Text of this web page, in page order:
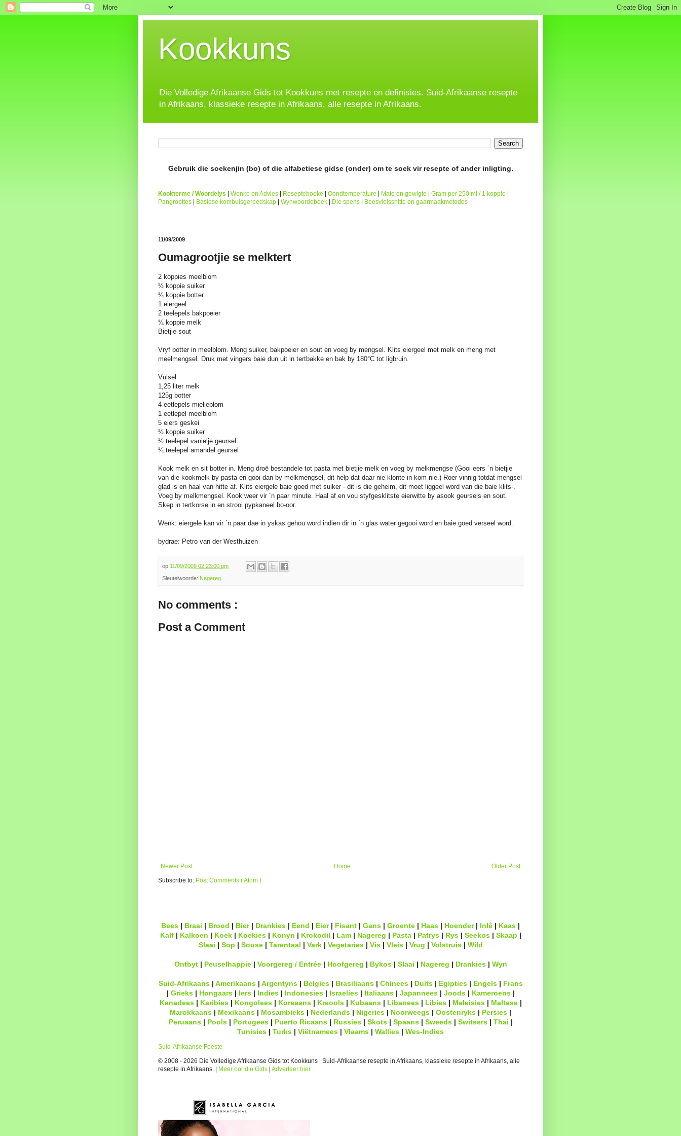
Kookkuns
Die Volledige Afrikaanse Gids tot Kookkuns met resepte en definisies. Suid-Afrikaanse resepte
in Afrikaans, klassieke resepte in Afrikaans, alle resepte in Afrikaans.
Gebruik die soekenjin (bo) of die alfabetiese gidse (onder) om te soek vir resepte of ander inligting.
Kookterme / Woordelys Wenke en Advies Resepteboeke Oondtemperature Mate en gewigte Gram per 250 ml / 1 koppie
Pangroottes
Basiese kombuisgereedskap Wynwoordeboek Die spens Beesvleissnitte en gaarmaakmetodes
11/09/2009
Oumagrootjie se melktert
2 koppies meelblom
½ koppie suiker
¼ koppie botter
1 eiergeel
2 teelepels bakpoeier
¼ koppie melk
Bietjie sout
Vryf botter in meelblom. Meng suiker, bakpoeier en sout en voeg by mengsel. Klits eiergeel met melk en meng met
meelmengsel. Druk met vingers baie dun uit in tertbakke en bak by 180°C tot ligbruin.
Vulsel
1,25 liter melk
125g botter
4 eetlepels mielieblom
1 eetlepel meelblom
5 eiers geskei
½ koppie suiker
½ teelepel vanielje geursel
¼ teelepel amandel geursel
Kook melk en sit botter in. Meng droë bestandele tot pasta met bietjie melk en voeg by melkmengse (Gooi eers ´n bietjie
van die kookmelk by pasta en gooi dan by melkmengsel, dit help dat daar nie klonte in kom nie.) Roer vinnig totdat mengsel
glad is en haal van hitte af. Klits eiergele baie goed met suiker - dit is die geheim, dit moet liggeel word van die baie klits-.
Voeg by melkmengsel. Kook weer vir ´n paar minute. Haal af en vou styfgesklitste eierwitte by asook geursels en sout.
Skep in tertkorse in en strooi pypkaneel bo-oor.
Wenk: eiergele kan vir ´n paar dae in yskas gehou word indien dir in ´n glas water gegooi word en baie goed verseël word.
bydrae: Petro van der Westhuizen
op 11/09/2009 02:23:00 pm
Sleutelwoorde: Nagereg
No comments :
Post a Comment
Newer Post Older Post
Home
Subscribe to: Post Comments ( Atom )
Bees | Braai | Brood | Bier| Drankies | Eend | Eier| Fisant | Gans | Groente | Haas | Hoender| Inlê | Kaas |
Kalf| Kalkoen | Koek| Koekies| Konyn | Krokodil | Lam| Nagereg | Pasta| Patrys| Rys| Seekos| Skaap |
Slaai | Sop | Souse| Tarentaal | Vark| Vegetaries| Vis| Vleis| Vrug | Volstruis| Wild
Ontbyt| Peuselhappie| Voorgereg / Entrée| Hoofgereg | Bykos| Slaai | Nagereg | Drankies| Wyn
Suid-Afrikaans| Amerikaans| Argentyns| Belgies| Brasiliaans| Chinees| Duits| Egipties| Engels| Frans
| Grieks| Hongaars| Iers| Indies| Indonesies| Israelies| Italiaans| Japannees| Joods| Kameroens|
Kanadees| Karibies| Kongolees| Koreaans| Kreools| Kubaans| Libanees| Libies| Maleisies| Maltese|
Marokkaans | Mexikaans | Mosambieks | Nederlands | Nigeries | Noorweegs | Oostenryks | Persies |
Peruaans| Pools| Portugees| Puerto Ricaans| Russies| Skots| Spaans| Sweeds| Switsers| Thai |
Tunisies | Turks | Viëtnamees | Vlaams | Wallies | Wes-Indies
Suid-Afrikaanse Feeste
© 2008 - 2026 Die Volledige Afrikaanse Gids tot Kookkuns | Suid-Afrikaanse resepte in Afrikaans, klassieke resepte in Afrikaans, alle
resepte in Afrikaans. |
Meer oor die Gids Adverteer hier